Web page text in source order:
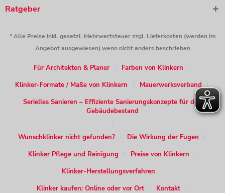
Ratgeber
* Alle Preise inkl. gesetzl. Mehrwertsteuer zzgl. Lieferkosten (werden im
Angebot ausgewiesen) wenn nicht anders beschrieben
Für Architekten & Planer
Farben von Klinkern
Klinker-Formate / Maße von Klinkern
Mauerwerksverband
Serielles Sanieren – Effiziente Sanierungskonzepte für den
Gebäudebestand
Wunschklinker nicht gefunden?
Die Wirkung der Fugen
Klinker Pflege und Reinigung
Preise von Klinkern
Klinker-Herstellungsverfahren
Klinker kaufen: Online oder vor Ort
Kontakt